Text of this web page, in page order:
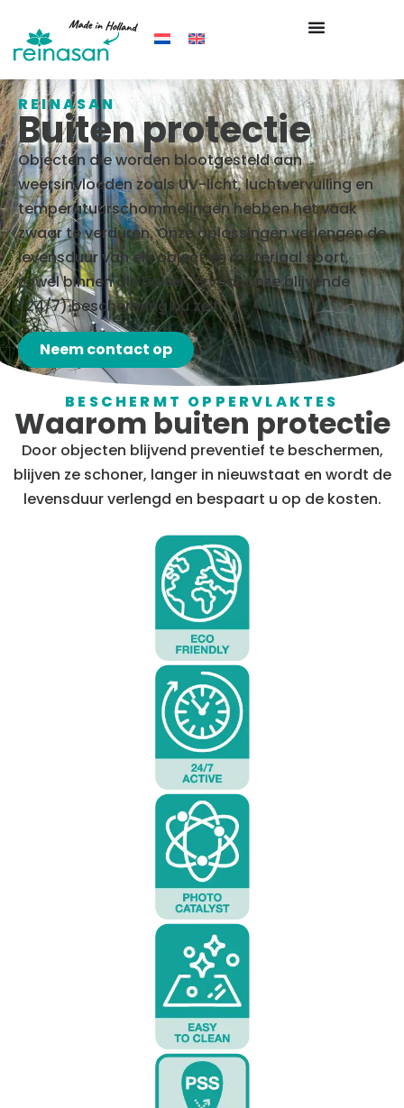
REINASAN
Buiten protectie
Objecten die worden blootgesteld aan
weersinvloeden zoals UV-licht, luchtvervuiling en
temperatuurschommelingen hebben het vaak
zwaar te verduren. Onze oplossingen verlengen de
levensduur van elk object en materiaal soort,
zowel binnen als buiten. Ervaar onze blijvende
(24/7) bescherming nu zelf.
Neem contact op
BESCHERMT OPPERVLAKTES
Waarom buiten protectie
Door objecten blijvend preventief te beschermen,
blijven ze schoner, langer in nieuwstaat en wordt de
levensduur verlengd en bespaart u op de kosten.